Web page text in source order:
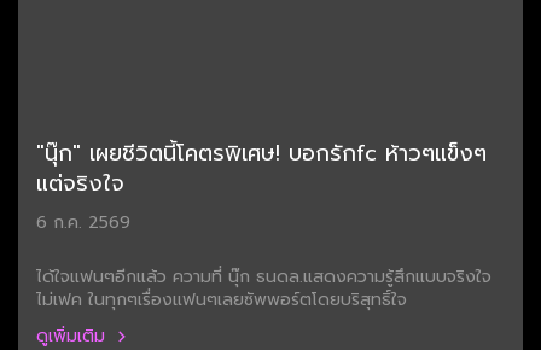
"นุ๊ก" เผยชีวิตนี้โคตรพิเศษ! บอกรักfc ห้าวๆแข็งๆ
แต่จริงใจ
6 ก.ค. 2569
ได้ใจแฟนๆอีกแล้ว ความที่ นุ๊ก ธนดล.แสดงความรู้สึกแบบจริงใจ
ไม่เฟค ในทุกๆเรื่องแฟนๆเลยซัพพอร์ตโดยบริสุทธิ์ใจ
ดูเพิ่มเติม